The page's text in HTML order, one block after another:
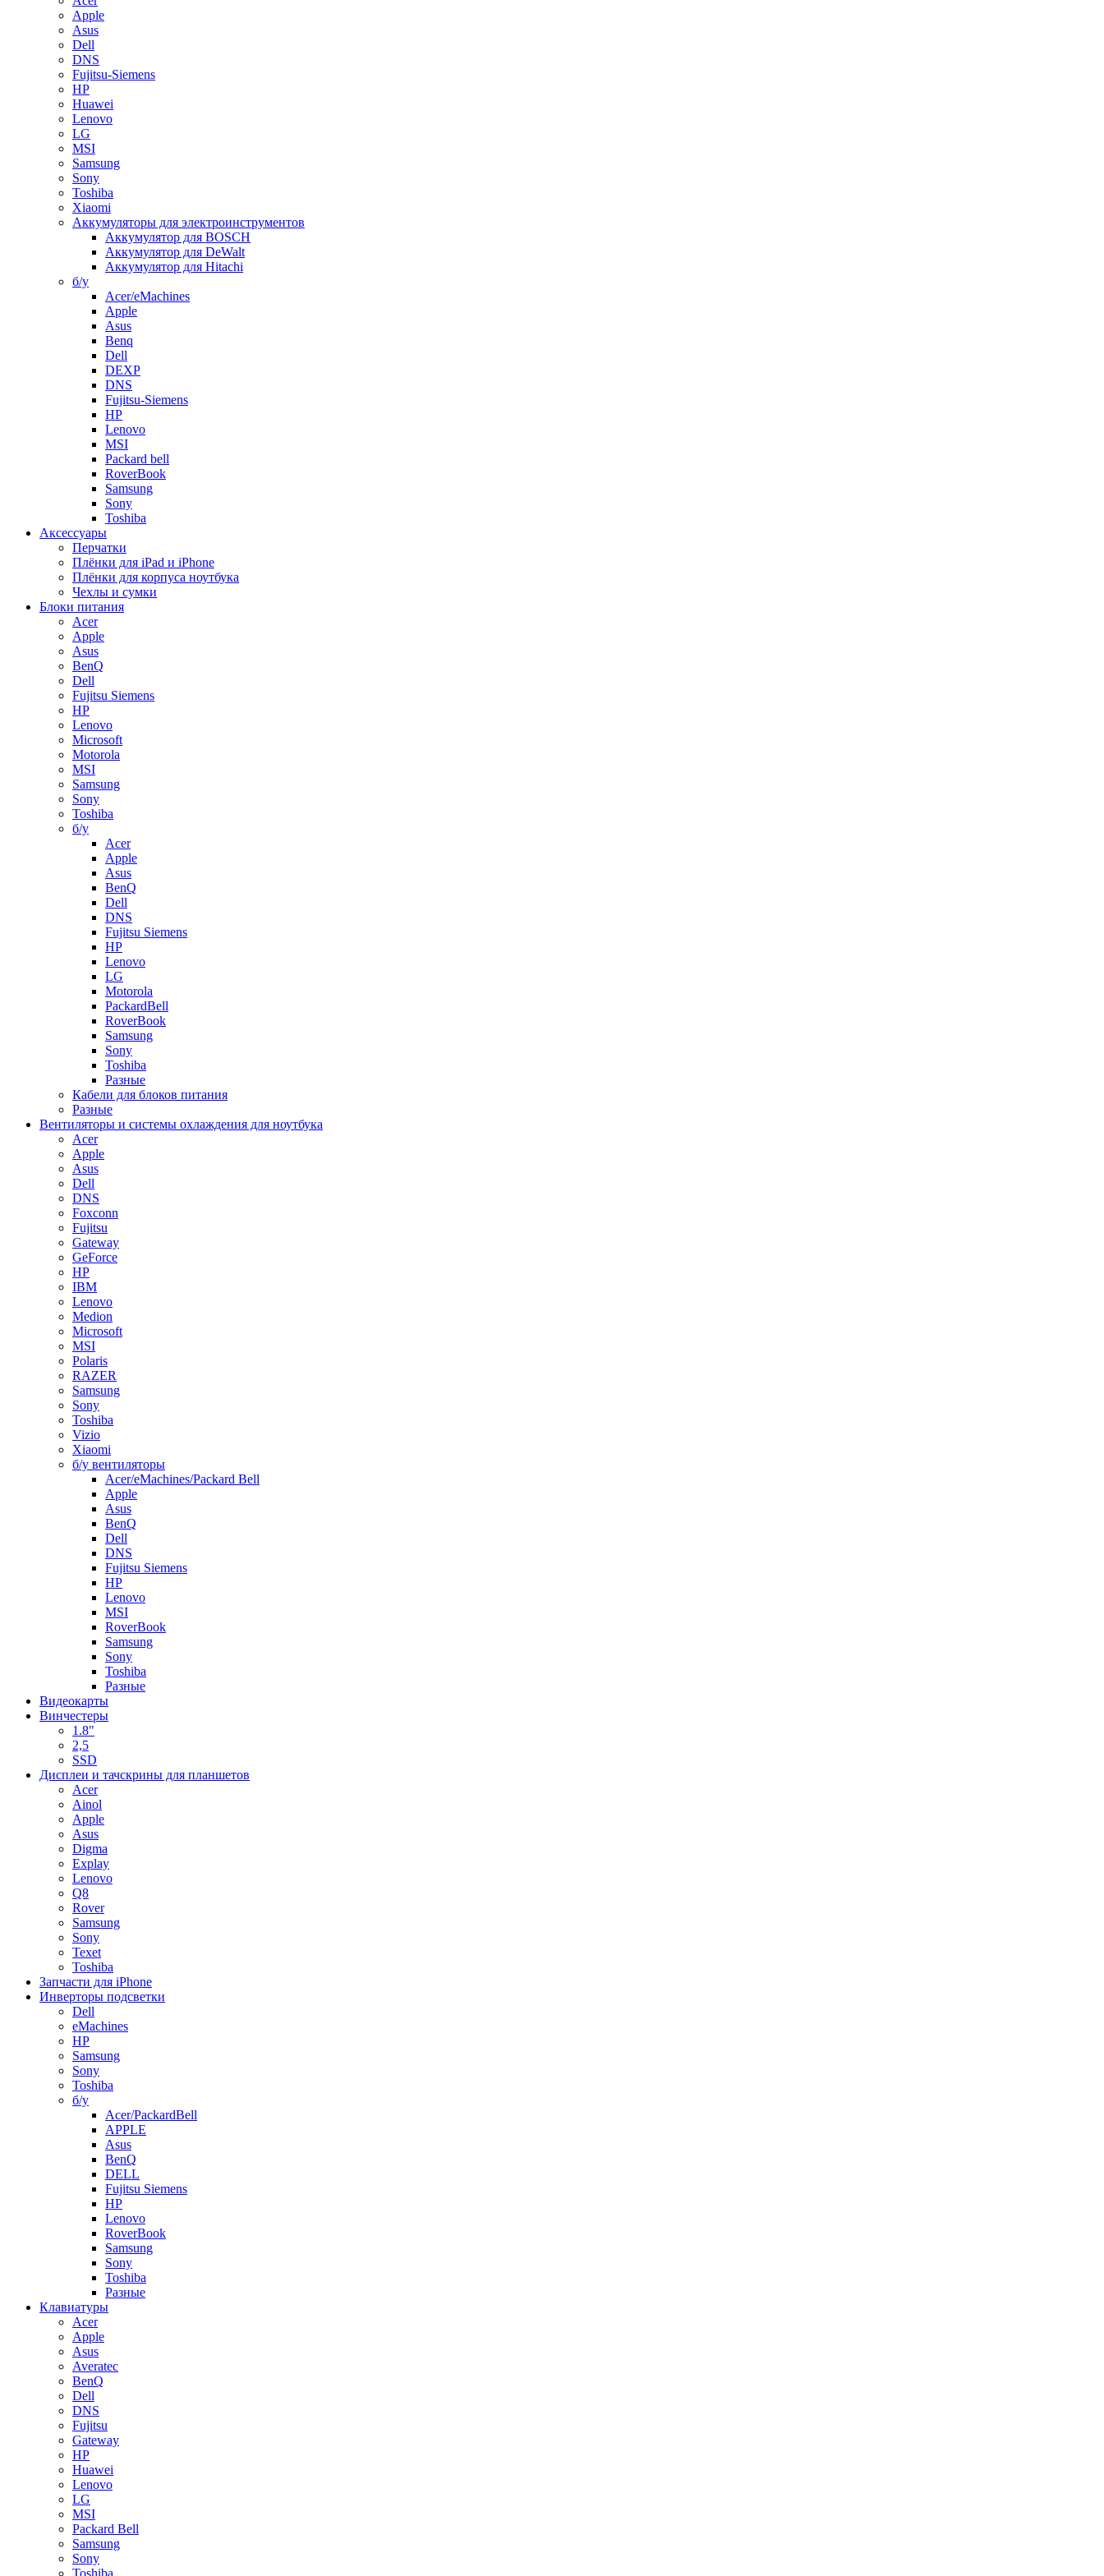
Apple
Asus
Dell
DNS
Fujitsu-Siemens
HP
Huawei
Lenovo
LG
MSI
Samsung
Sony
Toshiba
Xiaomi
Аккумуляторы для электроинструментов
Аккумулятор для BOSCH
Аккумулятор для DeWalt
Аккумулятор для Hitachi
б/у
Acer/eMachines
Apple
Asus
Benq
Dell
DEXP
DNS
Fujitsu-Siemens
HP
Lenovo
MSI
Packard bell
RoverBook
Samsung
Sony
Toshiba
Аксессуары
Перчатки
Плёнки для iPad и iPhone
Плёнки для корпуса ноутбука
Чехлы и сумки
Блоки питания
Acer
Apple
Asus
BenQ
Dell
Fujitsu Siemens
HP
Lenovo
Microsoft
Motorola
MSI
Samsung
Sony
Toshiba
б/у
Acer
Apple
Asus
BenQ
Dell
DNS
Fujitsu Siemens
HP
Lenovo
LG
Motorola
PackardBell
RoverBook
Samsung
Sony
Toshiba
Разные
Кабели для блоков питания
Разные
Вентиляторы и системы охлаждения для ноутбука
Acer
Apple
Asus
Dell
DNS
Foxconn
Fujitsu
Gateway
GeForce
HP
IBM
Lenovo
Medion
Microsoft
MSI
Polaris
RAZER
Samsung
Sony
Toshiba
Vizio
Xiaomi
б/у вентиляторы
Acer/eMachines/Packard Bell
Apple
Asus
BenQ
Dell
DNS
Fujitsu Siemens
HP
Lenovo
MSI
RoverBook
Samsung
Sony
Toshiba
Разные
Видеокарты
Винчестеры
1.8"
2,5
SSD
Дисплеи и тачскрины для планшетов
Acer
Ainol
Apple
Asus
Digma
Explay
Lenovo
Q8
Rover
Samsung
Sony
Texet
Toshiba
Запчасти для iPhone
Инверторы подсветки
Dell
eMachines
HP
Samsung
Sony
Toshiba
б/у
Acer/PackardBell
APPLE
Asus
BenQ
DELL
Fujitsu Siemens
HP
Lenovo
RoverBook
Samsung
Sony
Toshiba
Разные
Клавиатуры
Acer
Apple
Asus
Averatec
BenQ
Dell
DNS
Fujitsu
Gateway
HP
Huawei
Lenovo
LG
MSI
Packard Bell
Samsung
Sony
Toshiba